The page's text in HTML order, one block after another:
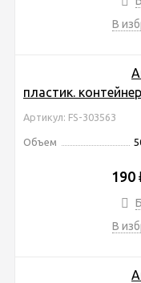
В
пластик.
Артикул: FS-303563
Объем
190
В